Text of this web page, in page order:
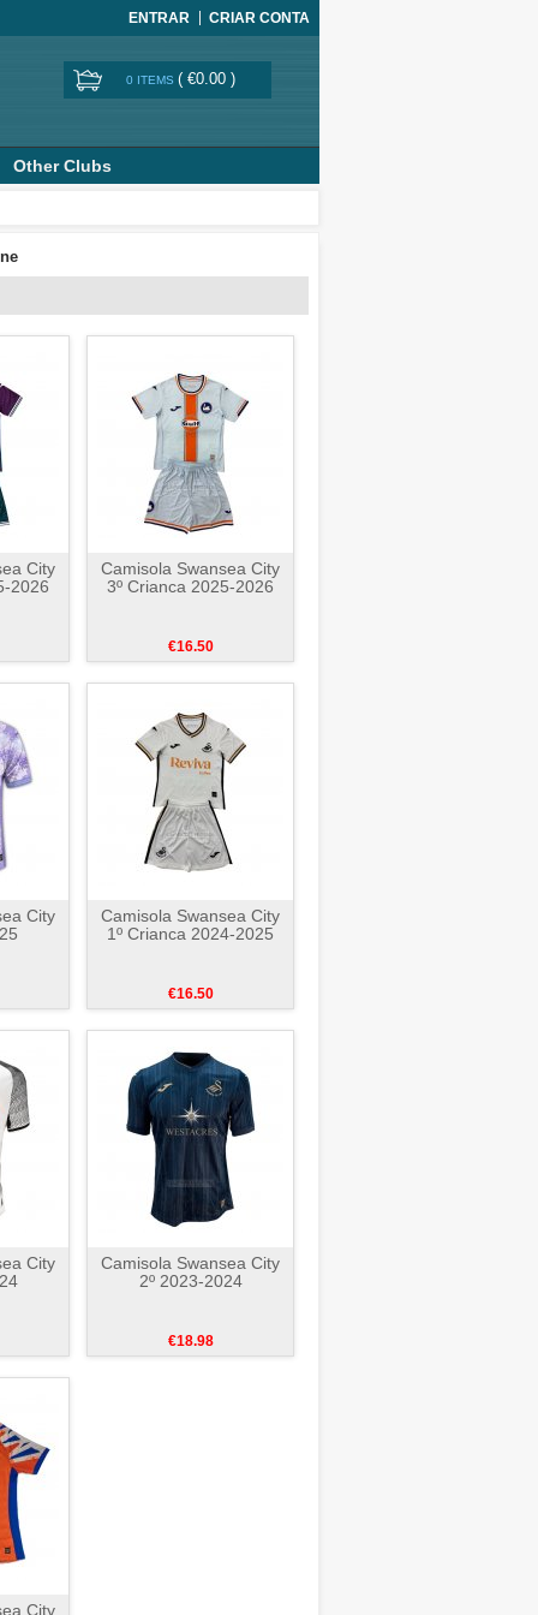
ENTRAR CRIAR CONTA
0 ITEMS ( €0.00 )
Other Clubs
City
2026
Camisola Swansea City
3º Crianca 2025-2026
€16.50
City
Camisola Swansea City
1º Crianca 2024-2025
€16.50
City
Camisola Swansea City
2º 2023-2024
€18.98
City